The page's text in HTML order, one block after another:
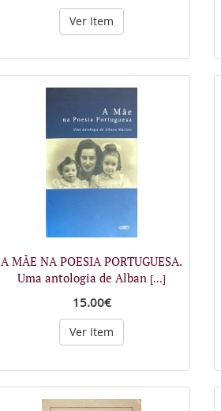
Ver Item
A MÃE NA POESIA PORTUGUESA.
Uma antologia de Alban [...]
15.00€
Ver Item